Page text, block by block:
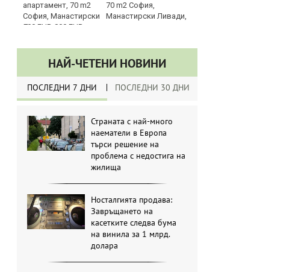
70 m2 София,
Манастирски Ливади,
800 EUR
НАЙ-ЧЕТЕНИ НОВИНИ
ПОСЛЕДНИ 7 ДНИ ПОСЛЕДНИ 30 ДНИ
Страната с най-много
наематели в Европа
търси решение на
проблема с недостига на
жилища
Носталгията продава:
Завръщането на
касетките следва бума
на винила за 1 млрд.
долара